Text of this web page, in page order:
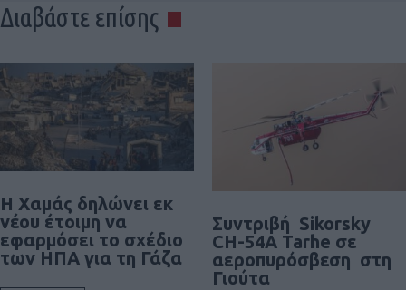
Διαβάστε επίσης
Η Χαμάς δηλώνει εκ
νέου έτοιμη να
εφαρμόσει το σχέδιο
των ΗΠΑ για τη Γάζα
Συντριβή Sikorsky
CH-54A Tarhe σε
αεροπυρόσβεση στη
Γιούτα